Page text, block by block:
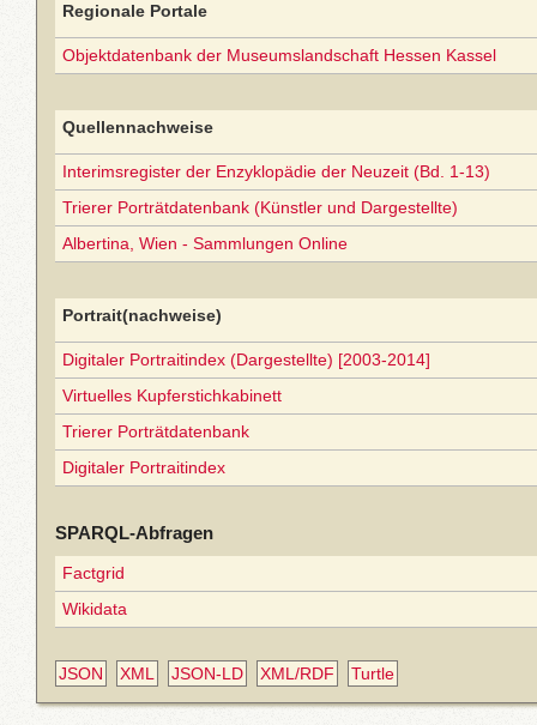
Regionale Portale
Objektdatenbank der Museumslandschaft Hessen Kassel
Quellennachweise
Interimsregister der Enzyklopädie der Neuzeit (Bd. 1-13)
Trierer Porträtdatenbank (Künstler und Dargestellte)
Albertina, Wien - Sammlungen Online
Portrait(nachweise)
Digitaler Portraitindex (Dargestellte) [2003-2014]
Virtuelles Kupferstichkabinett
Trierer Porträtdatenbank
Digitaler Portraitindex
SPARQL-Abfragen
Factgrid
Wikidata
JSON XML JSON-LD XML/RDF Turtle